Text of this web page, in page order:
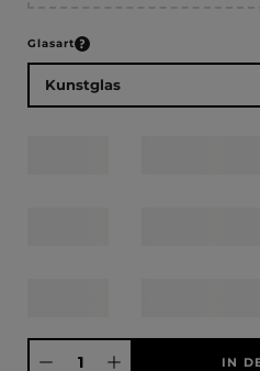
Glasartauswählen
Produkt Anzahl: Gib den
IN